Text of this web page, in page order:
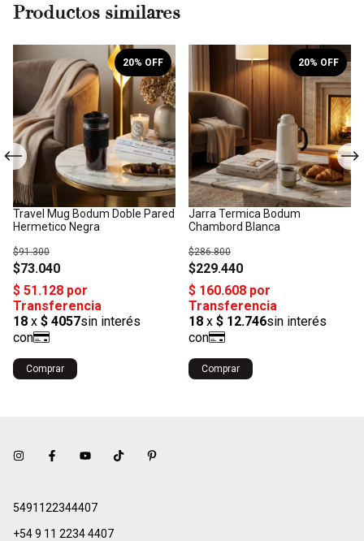
Productos similares
Travel Mug Bodum Doble Pared
Hermetico Negra
$73.040
$91.300
20% OFF
Comprar
Jarra Termica Bodum
Chambord Blanca
$229.440
$286.800
20% OFF
Comprar
5491122344407
+54 9 11 2234 4407